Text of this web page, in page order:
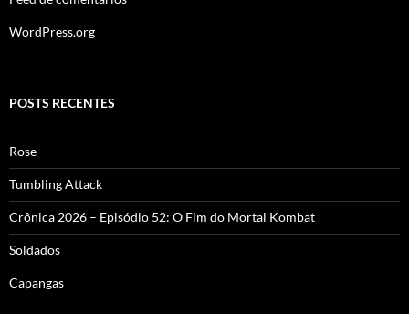
WordPress.org
POSTS RECENTES
Rose
Tumbling Attack
Crônica 2026 – Episódio 52: O Fim do Mortal Kombat
Soldados
Capangas